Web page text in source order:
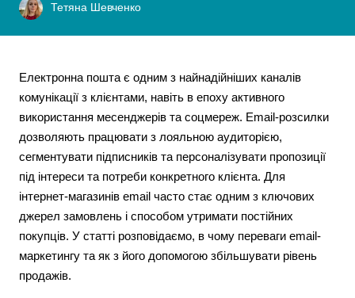
Тетяна Шевченко
Електронна пошта є одним з найнадійніших каналів
комунікації з клієнтами, навіть в епоху активного
використання месенджерів та соцмереж. Email-розсилки
дозволяють працювати з лояльною аудиторією,
сегментувати підписників та персоналізувати пропозиції
під інтереси та потреби конкретного клієнта. Для
інтернет-магазинів email часто стає одним з ключових
джерел замовлень і способом утримати постійних
покупців. У статті розповідаємо, в чому переваги email-
маркетингу та як з його допомогою збільшувати рівень
продажів.